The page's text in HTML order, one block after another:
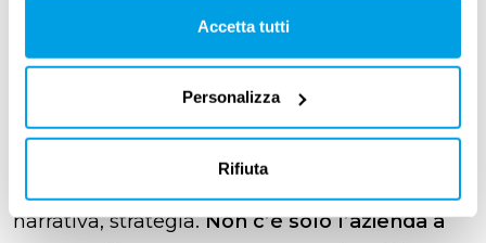
Accetta tutti
Personalizza
Rifiuta
Umana risponde con degli strumenti non
narrativa, strategia.Non c’è solo l’azienda a